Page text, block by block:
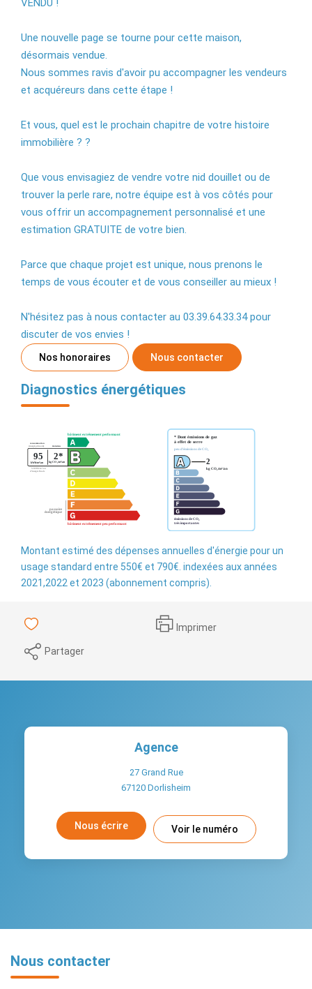
Une nouvelle page se tourne pour cette maison,
désormais vendue.
Nous sommes ravis d'avoir pu accompagner les vendeurs
et acquéreurs dans cette étape !
Et vous, quel est le prochain chapitre de votre histoire
immobilière ? ?
Que vous envisagiez de vendre votre nid douillet ou de
trouver la perle rare, notre équipe est à vos côtés pour
vous offrir un accompagnement personnalisé et une
estimation GRATUITE de votre bien.
Parce que chaque projet est unique, nous prenons le
temps de vous écouter et de vous conseiller au mieux !
N'hésitez pas à nous contacter au 03.39.64.33.34 pour
discuter de vos envies !
Nos honoraires Nous contacter
Diagnostics énergétiques
Montant estimé des dépenses annuelles d'énergie pour un
usage standard entre 550€ et 790€. indexées aux années
2021,2022 et 2023 (abonnement compris).
Imprimer
Partager
Agence
27 Grand Rue
67120 Dorlisheim
Nous écrire Voir le numéro
Nous contacter